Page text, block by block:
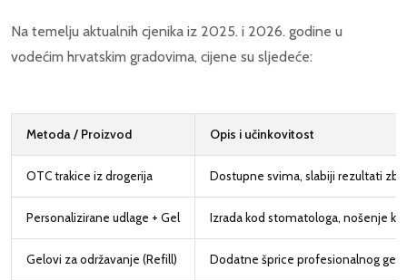
Na temelju aktualnih cjenika iz 2025. i 2026. godine u
vodećim hrvatskim gradovima, cijene su sljedeće:
Metoda / Proizvod Opis i učinkovitost
OTC trakice iz drogerija Dostupne svima, slabiji rezultati
Personalizirane udlage + Gel Izrada kod stomatologa, nošenje
Gelovi za održavanje (Refill) Dodatne šprice profesionalnog